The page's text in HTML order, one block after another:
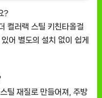
?
컬러랙 스틸 키친타올걸
어 별도의 설치 없이 쉽게
틸 재질로 만들어져, 주방